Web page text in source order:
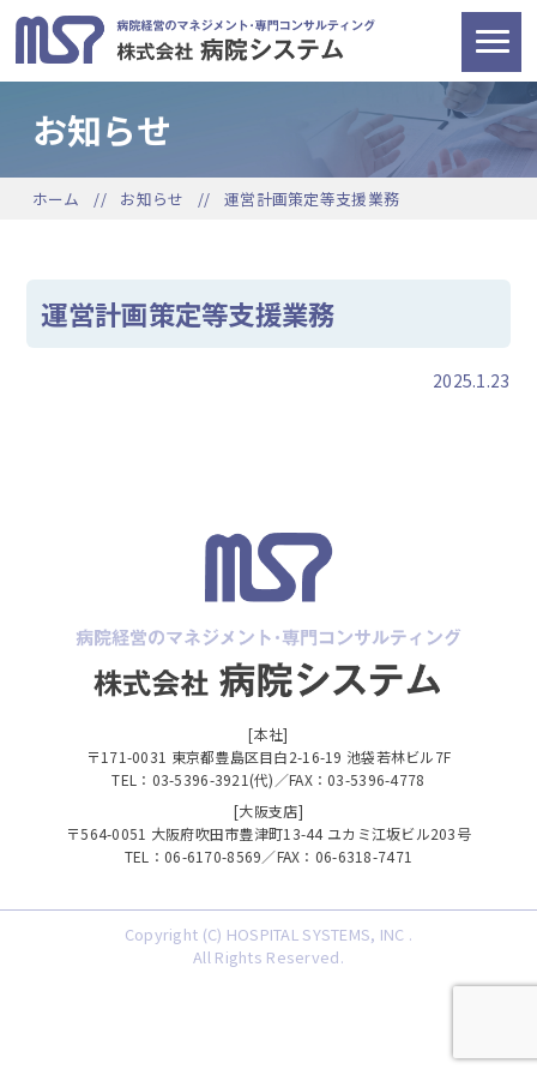
お知らせ
ホーム お知らせ 運営計画策定等支援業務
運営計画策定等支援業務
2025.1.23
[本社]
〒171-0031 東京都豊島区目白2-16-19 池袋若林ビル7F
TEL：03-5396-3921(代)／FAX：03-5396-4778
[大阪支店]
〒564-0051 大阪府吹田市豊津町13-44 ユカミ江坂ビル203号
TEL：06-6170-8569／FAX：06-6318-7471
Copyright (C) HOSPITAL SYSTEMS, INC .
All Rights Reserved.